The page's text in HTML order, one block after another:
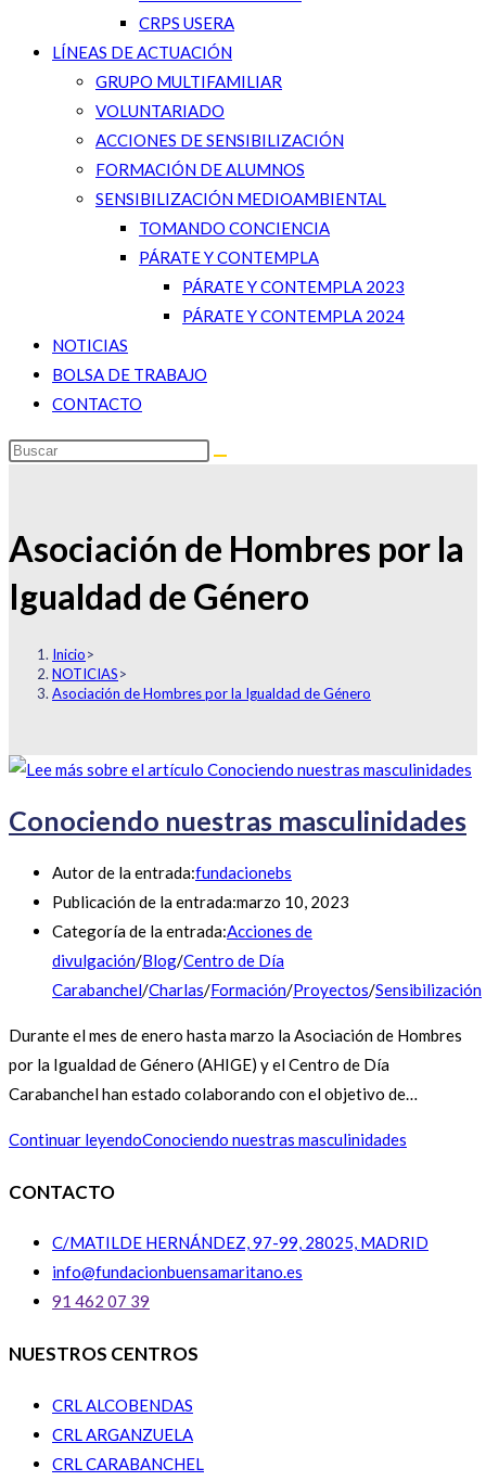
CRPS USERA
LÍNEAS DE ACTUACIÓN
GRUPO MULTIFAMILIAR
VOLUNTARIADO
ACCIONES DE SENSIBILIZACIÓN
FORMACIÓN DE ALUMNOS
SENSIBILIZACIÓN MEDIOAMBIENTAL
TOMANDO CONCIENCIA
PÁRATE Y CONTEMPLA
PÁRATE Y CONTEMPLA 2023
PÁRATE Y CONTEMPLA 2024
NOTICIAS
BOLSA DE TRABAJO
CONTACTO
Asociación de Hombres por la
Igualdad de Género
Inicio>
NOTICIAS>
Asociación de Hombres por la Igualdad de Género
Conociendo nuestras masculinidades
Autor de la entrada:fundacionebs
Publicación de la entrada:marzo 10, 2023
Categoría de la entrada:Acciones de
divulgación/Blog/Centro de Día
Carabanchel/Charlas/Formación/Proyectos/Sensibilización
Durante el mes de enero hasta marzo la Asociación de Hombres
por la Igualdad de Género (AHIGE) y el Centro de Día
Carabanchel han estado colaborando con el objetivo de…
Continuar leyendoConociendo nuestras masculinidades
CONTACTO
C/MATILDE HERNÁNDEZ, 97-99, 28025, MADRID
info@fundacionbuensamaritano.es
91 462 07 39
NUESTROS CENTROS
CRL ALCOBENDAS
CRL ARGANZUELA
CRL CARABANCHEL